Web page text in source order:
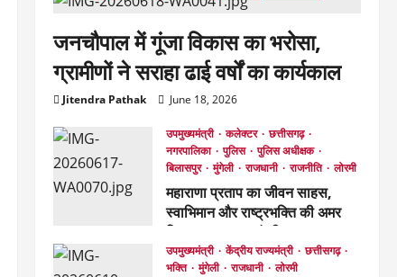
जनचौपाल में गूंजा विकास का भरोसा,
ग्रामीणों ने सराहा ढाई वर्षों का कार्यकाल
Jitendra Pathak June 18, 2026
उपमुख्यमंत्री कलेक्टर
छत्तीसगढ़
नगरपालिका
पुलिस
पुलिस अधीक्षक
बिलासपुर
मुंगेली राजधानी राजनीति लोरमी
महाराणा प्रताप का जीवन साहस,
स्वाभिमान और राष्ट्रभक्ति की अमर
मिसाल : उप मुख्यमंत्री अरुण साव*
June 17, 2026
उपमुख्यमंत्री केंद्रीय राज्यमंत्री
छत्तीसगढ़
भक्ति
मुंगेली राजधानी लोरमी